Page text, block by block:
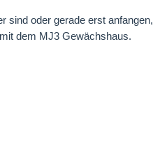
sind oder gerade erst
dem MJ3 Gewächshaus.